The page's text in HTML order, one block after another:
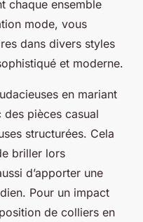
chaque ensemble
mode, vous
dans divers styles
et moderne.
en mariant
des pièces casual
structurées. Cela
briller lors
d’apporter une
Pour un impact
de colliers en